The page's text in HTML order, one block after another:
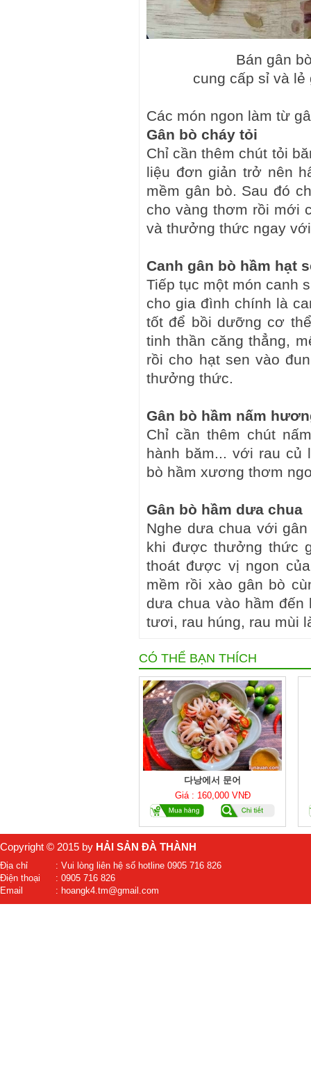
Bán gân
cung cấp sỉ và lẻ
Các món ngon làm từ
Gân bò cháy tỏi
Chỉ cần thêm chút tỏi
liệu đơn giản trở nên
mềm gân bò. Sau đó
cho vàng thơm rồi mới
và thưởng thức ngay
Canh gân bò hầm hạt
Tiếp tục một món canh
cho gia đình chính là
tốt để bồi dưỡng cơ
tinh thần căng thẳng,
rồi cho hạt sen vào
thưởng thức.
Gân bò hầm nấm
Chỉ cần thêm chút
hành băm... với rau củ
bò hầm xương thơm
Gân bò hầm dưa chua
Nghe dưa chua với
khi được thưởng thức
thoát được vị ngon
mềm rồi xào gân bò
dưa chua vào hầm
tươi, rau húng, rau mùi
CÓ THỂ BẠN THÍCH
다낭에서 문어
Giá : 160,000 VNĐ
Copyright © 2015 by HẢI SẢN ĐÀ THÀNH
Địa chỉ
: Vui lòng liên hệ số hotline 0905 716 826
Điện thoại
: 0905 716 826
Email
: hoangk4.tm@gmail.com